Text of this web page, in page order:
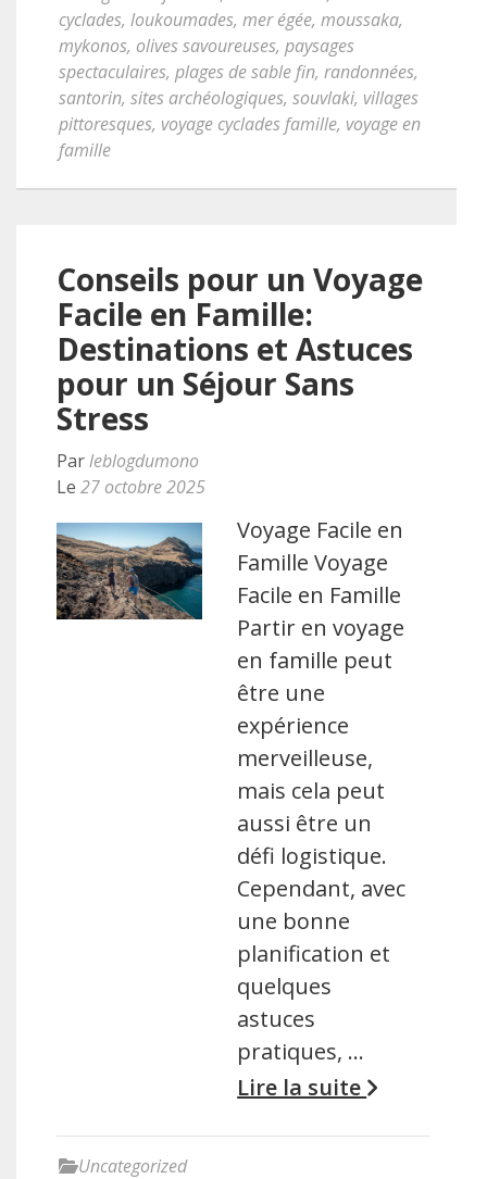
cyclades, loukoumades, mer égée, moussaka,
mykonos, olives savoureuses, paysages
spectaculaires, plages de sable fin, randonnées,
santorin, sites archéologiques, souvlaki, villages
pittoresques, voyage cyclades famille, voyage en
famille
Conseils pour un Voyage
Facile en Famille:
Destinations et Astuces
pour un Séjour Sans
Stress
Parleblogdumono
Le 27 octobre 2025
Voyage Facile en
Famille Voyage
Facile en Famille
Partir en voyage
en famille peut
être une
expérience
merveilleuse,
mais cela peut
aussi être un
défi logistique.
Cependant, avec
une bonne
planification et
quelques
astuces
pratiques, …
Lire la suite
Uncategorized